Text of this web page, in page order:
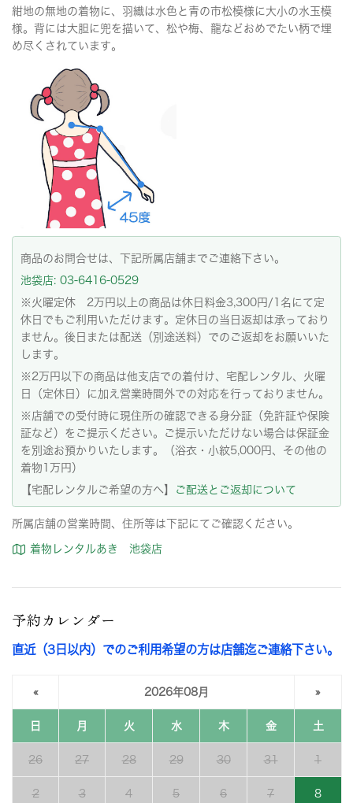
紺地の無地の着物に、羽織は水色と青の市松模様に大小の水玉模
様。背には大胆に兜を描いて、松や梅、龍などおめでたい柄で埋
め尽くされています。
商品のお問合せは、下記所属店舗までご連絡下さい。
池袋店: 03-6416-0529
※火曜定休 2万円以上の商品は休日料金3,300円/1名にて定
休日でもご利用いただけます。定休日の当日返却は承っており
ません。後日または配送（別途送料）でのご返却をお願いいた
します。
※2万円以下の商品は他支店での着付け、宅配レンタル、火曜
日（定休日）に加え営業時間外での対応を行っておりません。
※店舗での受付時に現住所の確認できる身分証（免許証や保険
証など）をご提示ください。ご提示いただけない場合は保証金
を別途お預かりいたします。（浴衣・小紋5,000円、その他の
着物1万円）
【宅配レンタルご希望の方へ】
ご配送とご返却について
所属店舗の営業時間、住所等は下記にてご確認ください。
着物レンタルあき 池袋店
予約カレンダー
直近（3日以内）でのご利用希望の方は店舗迄ご連絡下さい。
« 2026年08月 »
日 月 火 水 木 金 土
26 27 28 29 30 31 1
2 3 4 5 6 7 8